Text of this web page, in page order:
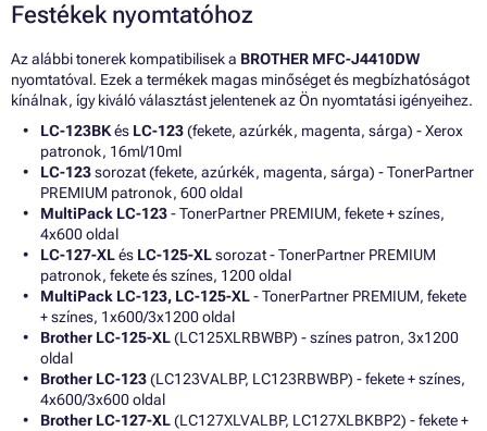
Festékek nyomtatóhoz
Az alábbi tonerek kompatibilisek a BROTHER MFC-J4410DW
nyomtatóval. Ezek a termékek magas minőséget és megbízhatóságot
kínálnak, így kiváló választást jelentenek az Ön nyomtatási igényeihez.
LC-123BKés LC-123(fekete, azúrkék, magenta, sárga) - Xerox
patronok, 16ml/10ml
LC-123sorozat (fekete, azúrkék, magenta, sárga) - TonerPartner
PREMIUM patronok, 600 oldal
MultiPack LC-123- TonerPartner PREMIUM, fekete + színes,
4x600 oldal
LC-127-XLés LC-125-XLsorozat - TonerPartner PREMIUM
patronok, fekete és színes, 1200 oldal
MultiPack LC-123, LC-125-XL- TonerPartner PREMIUM, fekete
+ színes, 1x600/3x1200 oldal
Brother LC-125-XL(LC125XLRBWBP) - színes patron, 3x1200
oldal
Brother LC-123(LC123VALBP, LC123RBWBP) - fekete + színes,
4x600/3x600 oldal
Brother LC-127-XL(LC127XLVALBP, LC127XLBKBP2) - fekete +